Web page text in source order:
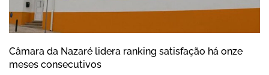
Câmara da Nazaré lidera ranking satisfação há onze
meses consecutivos